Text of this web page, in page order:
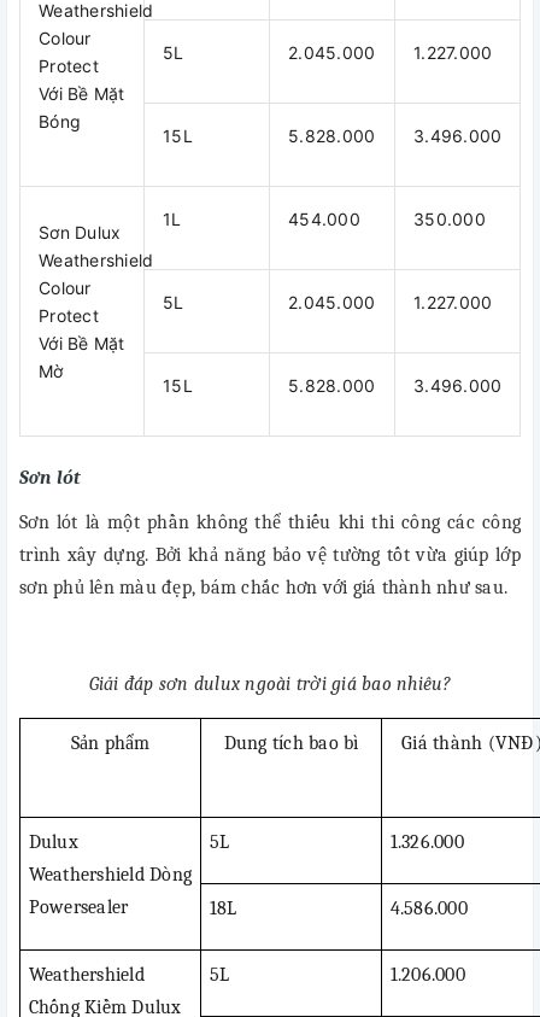
Weathershield
Colour
Protect
Với Bề Mặt
Bóng
5L 2.045.000 1.227.000
15L 5.828.000 3.496.000
Sơn Dulux
Weathershield
Colour
Protect
Với Bề Mặt
Mờ
1L 454.000 350.000
5L 2.045.000 1.227.000
15L 5.828.000 3.496.000
Sơn lót
Sơn lót là một phần không thể thiếu khi thi công các công
trình xây dựng. Bởi khả năng bảo vệ tường tốt vừa giúp lớp
sơn phủ lên màu đẹp, bám chắc hơn với giá thành như sau.
Giải đáp sơn dulux ngoài trời giá bao nhiêu?
Sản phẩm Dung tích bao bì Giá thành
Dulux
Weathershield Dòng
Powersealer
5L 1.326.000
18L 4.586.000
Weathershield
Chống Kiềm Dulux
5L 1.206.000